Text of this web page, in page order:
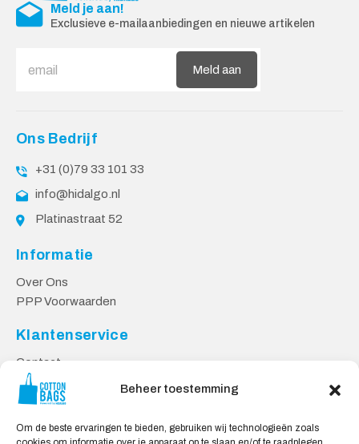
Beheer toestemming
Om de beste ervaringen te bieden, gebruiken wij technologieën zoals
Meld je aan!
Exclusieve e-mailaanbiedingen en nieuwe artikelen
Meld aan
Ons Bedrijf
+31 (0)79 33 101 33
info@hidalgo.nl
Platinastraat 52
Informatie
Over Ons
PPP Voorwaarden
Klantenservice
Contact
Privacy Voorwaarden
Levering en Retourneren
Veilig Shoppen